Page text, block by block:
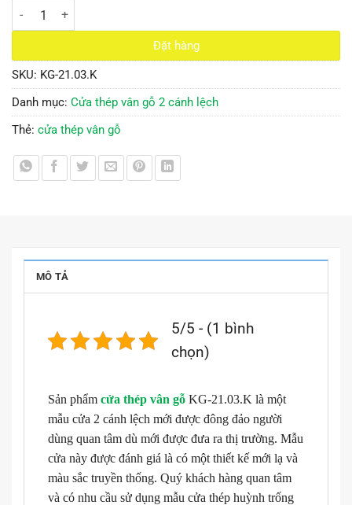
Cửa Thép Vân Gỗ KG-21.03.K số lượng
Đặt hàng
SKU: KG-21.03.K
Danh mục: Cửa thép vân gỗ 2 cánh lệch
Thẻ: cửa thép vân gỗ
MÔ TẢ
5/5 - (1 bình
chọn)
Sản phẩm cửa thép vân gỗ KG-21.03.K là một
mẫu cửa 2 cánh lệch mới được đông đảo người
dùng quan tâm dù mới được đưa ra thị trường. Mẫu
cửa này được đánh giá là có một thiết kế mới lạ và
màu sắc truyền thống. Quý khách hàng quan tâm
và có nhu cầu sử dụng mẫu cửa thép huỳnh trống